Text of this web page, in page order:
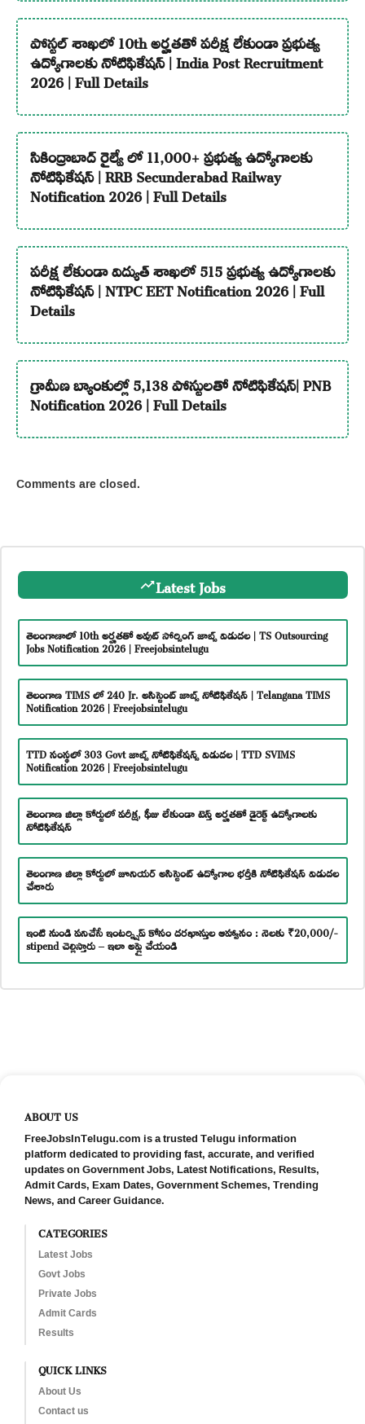
పోస్టల్ శాఖలో 10th అర్హతతో పరీక్ష లేకుండా ప్రభుత్వ
ఉద్యోగాలకు నోటిఫికేషన్ | India Post Recruitment
2026 | Full Details
సికింద్రాబాద్ రైల్వే లో 11,000+ ప్రభుత్వ ఉద్యోగాలకు
నోటిఫికేషన్ | RRB Secunderabad Railway
Notification 2026 | Full Details
పరీక్ష లేకుండా విద్యుత్ శాఖలో 515 ప్రభుత్వ ఉద్యోగాలకు
నోటిఫికేషన్ | NTPC EET Notification 2026 | Full
Details
గ్రామీణ బ్యాంకుల్లో 5,138 పోస్టులతో నోటిఫికేషన్| PNB
Notification 2026 | Full Details
Comments are closed.
Latest Jobs
తెలంగాణాలో 10th అర్హతతో అవుట్ సోర్సింగ్ జాబ్స్ విడుదల | TS Outsourcing
Jobs Notification 2026 | Freejobsintelugu
తెలంగాణ TIMS లో 240 Jr. అసిస్టెంట్ జాబ్స్ నోటిఫికేషన్ | Telangana TIMS
Notification 2026 | Freejobsintelugu
TTD సంస్థలో 303 Govt జాబ్స్ నోటిఫికేషన్స్ విడుదల | TTD SVIMS
Notification 2026 | Freejobsintelugu
తెలంగాణ జిల్లా కోర్టులో పరీక్ష, ఫీజు లేకుండా టెన్త్ అర్హతతో డైరెక్ట్ ఉద్యోగాలకు
నోటిఫికేషన్
తెలంగాణ జిల్లా కోర్టులో జూనియర్ అసిస్టెంట్ ఉద్యోగాల భర్తీకి నోటిఫికేషన్ విడుదల
చేశారు
ఇంటి నుండి పనిచేసే ఇంటర్న్షిప్ కోసం దరఖాస్తుల ఆహ్వానం : నెలకు ₹20,000/-
stipend చెల్లిస్తారు – ఇలా అప్లై చేయండి
ABOUT US
FreeJobsInTelugu.com is a trusted Telugu information
platform dedicated to providing fast, accurate, and verified
updates on Government Jobs, Latest Notifications, Results,
Admit Cards, Exam Dates, Government Schemes, Trending
News, and Career Guidance.
CATEGORIES
Latest Jobs
Govt Jobs
Private Jobs
Admit Cards
Results
QUICK LINKS
About Us
Contact us